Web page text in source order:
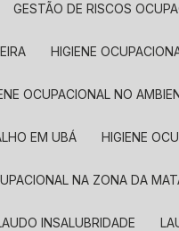
GESTÃO DE RISCOS
HIGIENE
OCUPACIONAL NO
EM UBÁ HIGIENE
NA ZONA DA
LAUDO INSALUBRIDADE